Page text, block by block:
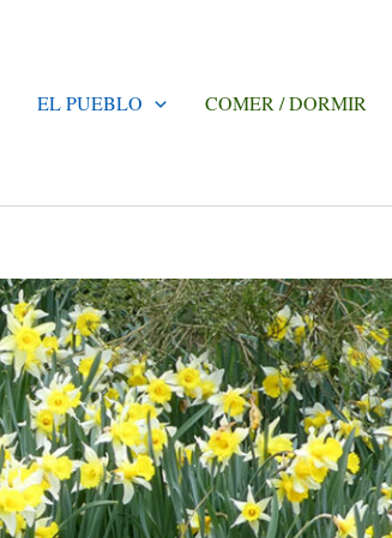
EL PUEBLO COMER / DORMIR